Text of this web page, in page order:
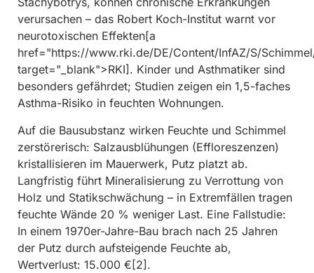
verursachen – das Robert Koch-Institut warnt vor
neurotoxischen Effekten[a
href="https://www.rki.de/DE/Content/InfAZ/S/
target="_blank">RKI]. Kinder und Asthmatiker sind
besonders gefährdet; Studien zeigen ein 1,5-faches
Asthma-Risiko in feuchten Wohnungen.
Auf die Bausubstanz wirken Feuchte und Schimmel
zerstörerisch: Salzausblühungen (Effloreszenzen)
kristallisieren im Mauerwerk, Putz platzt ab.
Langfristig führt Mineralisierung zu Verrottung von
Holz und Statikschwächung – in Extremfällen tragen
feuchte Wände 20 % weniger Last. Eine Fallstudie:
In einem 1970er-Jahre-Bau brach nach 25 Jahren
der Putz durch aufsteigende Feuchte ab,
Wertverlust: 15.000 €[2].